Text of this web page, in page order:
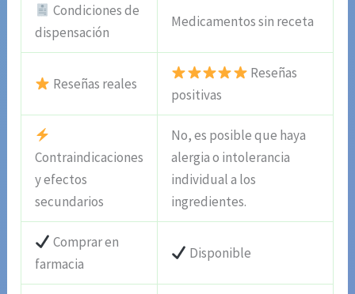
Condiciones de
dispensación
Medicamentos sin receta
Reseñas reales
Reseñas
positivas
Contraindicaciones
y efectos
secundarios
No, es posible que haya
alergia o intolerancia
individual a los
ingredientes.
Comprar en
farmacia
Disponible